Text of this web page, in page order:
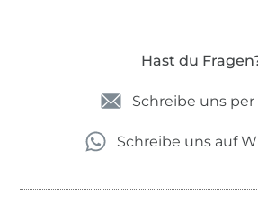
Hast du
Schreibe uns per
Schreibe uns auf